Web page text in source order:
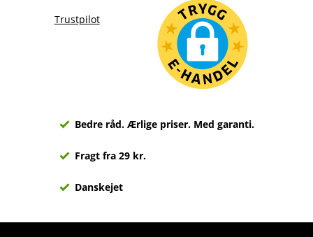
Trustpilot
Bedre råd. Ærlige priser. Med garanti.
Fragt fra 29 kr.
Danskejet